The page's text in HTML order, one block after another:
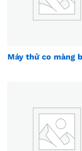
Máy thử co màng